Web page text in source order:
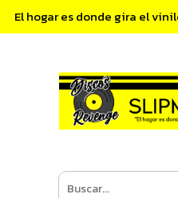
El hogar es donde gira el